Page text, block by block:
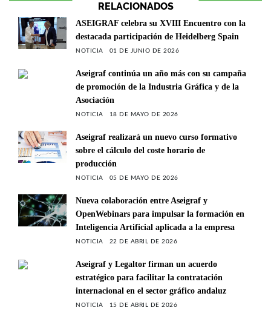
RELACIONADOS
ASEIGRAF celebra su XVIII Encuentro con la
destacada participación de Heidelberg Spain
NOTICIA 01 DE JUNIO DE 2026
Aseigraf continúa un año más con su campaña
de promoción de la Industria Gráfica y de la
Asociación
NOTICIA 18 DE MAYO DE 2026
Aseigraf realizará un nuevo curso formativo
sobre el cálculo del coste horario de
producción
NOTICIA 05 DE MAYO DE 2026
Nueva colaboración entre Aseigraf y
OpenWebinars para impulsar la formación en
Inteligencia Artificial aplicada a la empresa
NOTICIA 22 DE ABRIL DE 2026
Aseigraf y Legaltor firman un acuerdo
estratégico para facilitar la contratación
internacional en el sector gráfico andaluz
NOTICIA 15 DE ABRIL DE 2026